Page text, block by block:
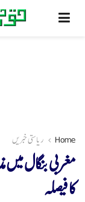
Home ریاستی خبریں
مغربی بنگال
کا فیصلہ